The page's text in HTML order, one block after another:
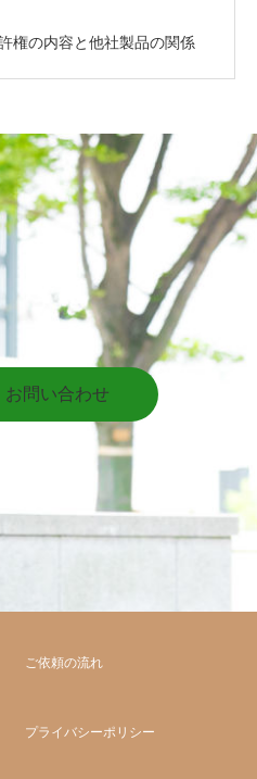
権の内容と他社製品の関係
お問い合わせ
ご依頼の流れ
プライバシーポリシー